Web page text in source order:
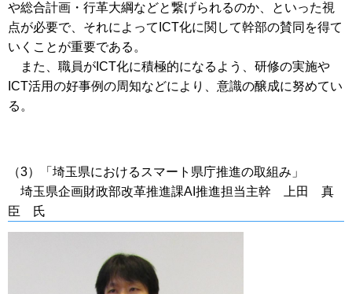
や総合計画・行革大綱などと繋げられるのか、といった視
点が必要で、それによってICT化に関して幹部の賛同を得て
いくことが重要である。
また、職員がICT化に積極的になるよう、研修の実施や
ICT活用の好事例の周知などにより、意識の醸成に努めてい
る。
（3）「埼玉県におけるスマート県庁推進の取組み」
埼玉県企画財政部改革推進課AI推進担当主幹 上田 真
臣 氏